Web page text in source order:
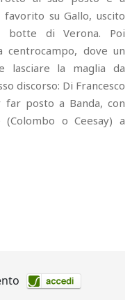
favorito su Gallo, uscito
botte di Verona. Poi
dove un
lasciare la maglia da
discorso: Di Francesco
posto a Banda, con
o Ceesay) a